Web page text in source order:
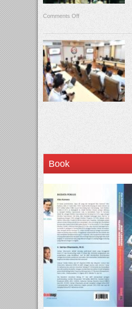
Comments Off
Book